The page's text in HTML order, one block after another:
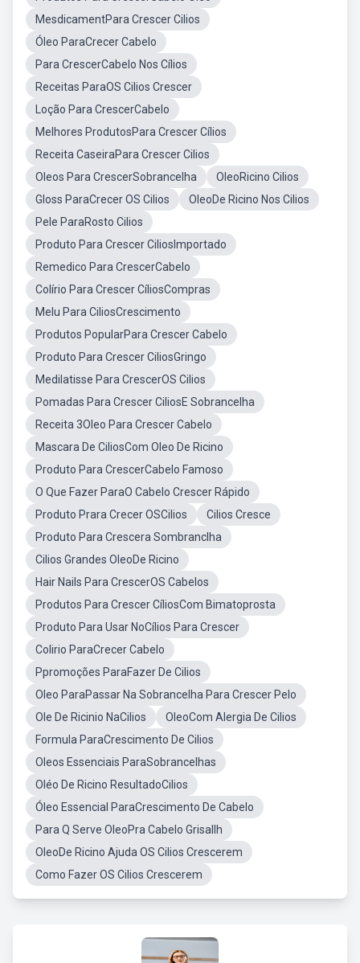
MesdicamentPara Crescer Cilios
Óleo ParaCrecer Cabelo
Para CrescerCabelo Nos Cílios
Receitas ParaOS Cilios Crescer
Loção Para CrescerCabelo
Melhores ProdutosPara Crescer Cílios
Receita CaseiraPara Crescer Cilios
Oleos Para CrescerSobrancelha
OleoRicino Cilios
Gloss ParaCrecer OS Cilios
OleoDe Ricino Nos Cilios
Pele ParaRosto Cilios
Produto Para Crescer CiliosImportado
Remedico Para CrescerCabelo
Colírio Para Crescer CíliosCompras
Melu Para CiliosCrescimento
Produtos PopularPara Crescer Cabelo
Produto Para Crescer CiliosGringo
Medilatisse Para CrescerOS Cilios
Pomadas Para Crescer CiliosE Sobrancelha
Receita 3Oleo Para Crescer Cabelo
Mascara De CiliosCom Oleo De Ricino
Produto Para CrescerCabelo Famoso
O Que Fazer ParaO Cabelo Crescer Rápido
Produto Prara Crecer OSCilios
Cilios Cresce
Produto Para Crescera Sombranclha
Cilios Grandes OleoDe Ricino
Hair Nails Para CrescerOS Cabelos
Produtos Para Crescer CíliosCom Bimatoprosta
Produto Para Usar NoCílios Para Crescer
Colirio ParaCrecer Cabelo
Ppromoções ParaFazer De Cilios
Oleo ParaPassar Na Sobrancelha Para Crescer Pelo
Ole De Ricinio NaCilios
OleoCom Alergia De Cilios
Formula ParaCrescimento De Cilios
Oleos Essenciais ParaSobrancelhas
Oléo De Ricino ResultadoCilios
Óleo Essencial ParaCrescimento De Cabelo
Para Q Serve OleoPra Cabelo Grisallh
OleoDe Ricino Ajuda OS Cilios Crescerem
Como Fazer OS Cilios Crescerem